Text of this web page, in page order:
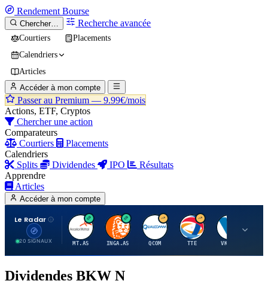
Rendement Bourse
Chercher… Recherche avancée
Courtiers
Placements
Calendriers
Articles
Accéder à mon compte
Passer au Premium — 9.99€/mois
Actions, ETF, Cryptos
Chercher une action
Comparateurs
Courtiers
Placements
Calendriers
Splits
Dividendes IPO
Résultats
Apprendre
Articles
Accéder à mon compte
Le Radar
20 SIGNAUX
A
MT.AS
I
INGA.AS
Q
QCOM
T
TTE VK.PA
Dividendes BKW N